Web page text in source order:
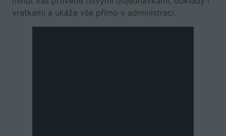
vratkami a ukáže vše přímo v administraci.